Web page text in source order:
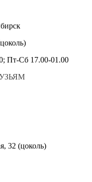
Пт-Сб 17.00-01.00
32 (цоколь)